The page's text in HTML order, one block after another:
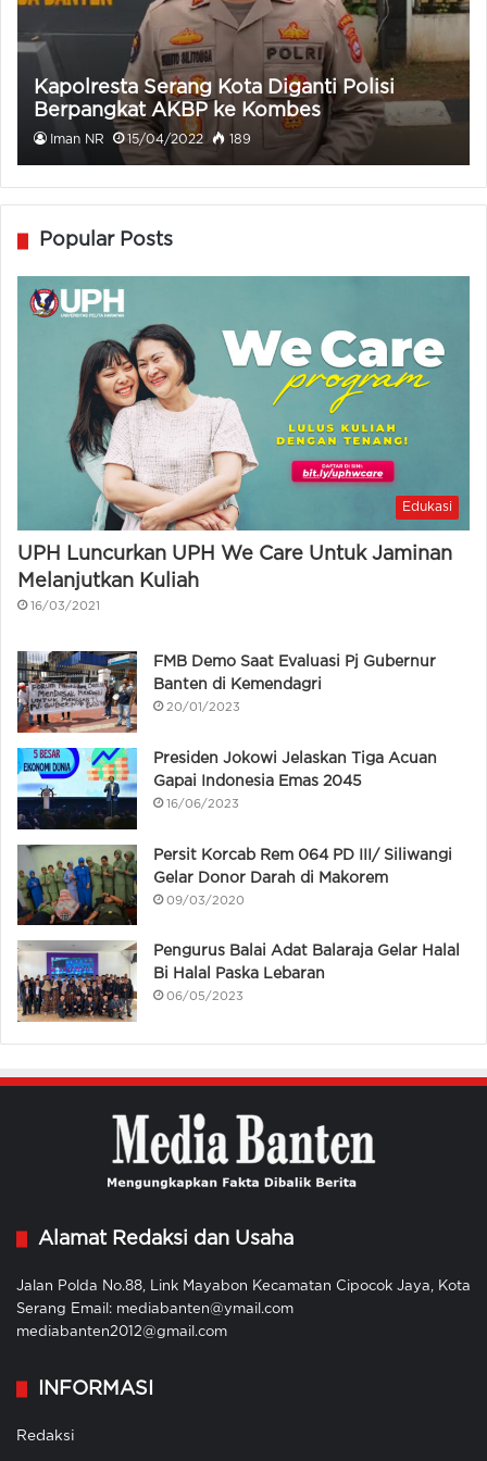
Kapolresta Serang Kota Diganti Polisi
Berpangkat AKBP ke Kombes
Iman NR 15/04/2022 189
Popular Posts
Edukasi
UPH Luncurkan UPH We Care Untuk Jaminan
Melanjutkan Kuliah
16/03/2021
FMB Demo Saat Evaluasi Pj Gubernur
Banten di Kemendagri
20/01/2023
Presiden Jokowi Jelaskan Tiga Acuan
Gapai Indonesia Emas 2045
16/06/2023
Persit Korcab Rem 064 PD III/ Siliwangi
Gelar Donor Darah di Makorem
09/03/2020
Pengurus Balai Adat Balaraja Gelar Halal
Bi Halal Paska Lebaran
06/05/2023
Alamat Redaksi dan Usaha
Jalan Polda No.88, Link Mayabon Kecamatan Cipocok Jaya, Kota
Serang Email: mediabanten@ymail.com
mediabanten2012@gmail.com
INFORMASI
Redaksi